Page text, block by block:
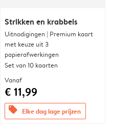
Strikken en krabbels
Uitnodigingen | Premium kaart
met keuze uit 3
papierafwerkingen
Set van 10 kaarten
Vanaf
€ 11,99
offers Elke dag lage prijzen